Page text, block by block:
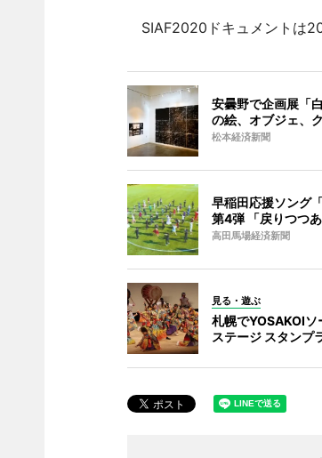
SIAF2020ドキュメントは
安曇野で企画展「
の絵、オブジェ、
松本経済新聞
早稲田応援ソング
第4弾 「戻りつつ
高田馬場経済新聞
見る・遊ぶ
札幌でYOSAKOI
ステージ スタンプ